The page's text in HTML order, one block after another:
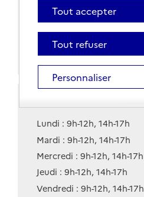
Voir itinéraire
Site internet
Lundi : 9h-12h, 14h-17h
Mardi : 9h-12h, 14h-17h
Mercredi : 9h-12h, 14h-17h
Jeudi : 9h-12h, 14h-17h
Vendredi : 9h-12h, 14h-17h
Tout accepter
Tout refuser
Personnaliser